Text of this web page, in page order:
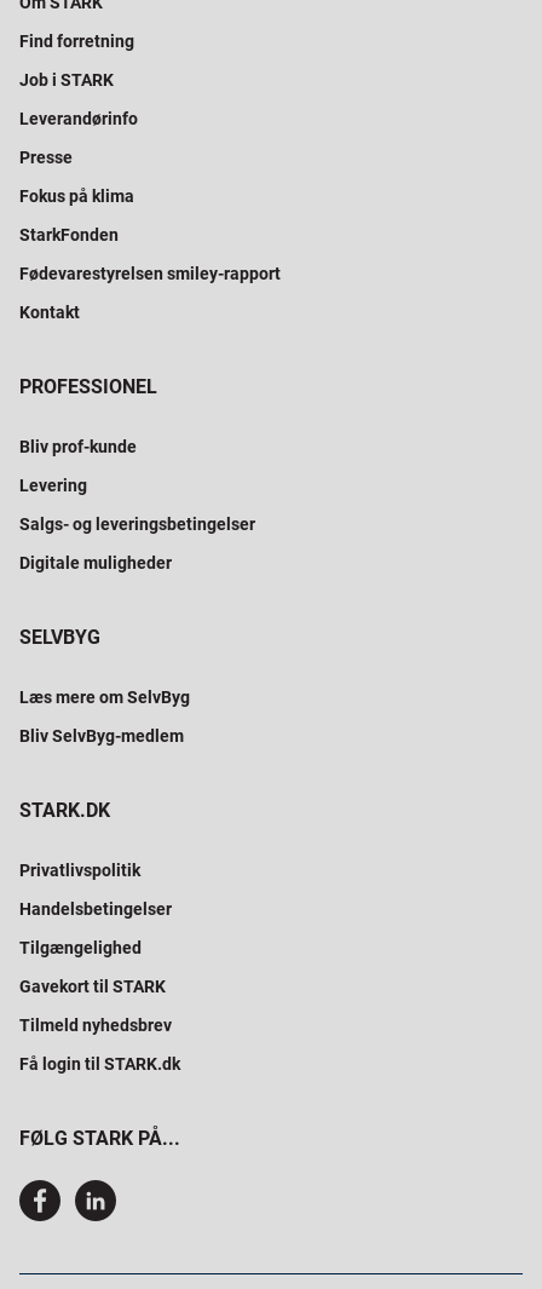
Find forretning
Job i STARK
Leverandørinfo
Presse
Fokus på klima
StarkFonden
Fødevarestyrelsen smiley-rapport
Kontakt
PROFESSIONEL
Bliv prof-kunde
Levering
Salgs- og leveringsbetingelser
Digitale muligheder
SELVBYG
Læs mere om SelvByg
Bliv SelvByg-medlem
STARK.DK
Privatlivspolitik
Handelsbetingelser
Tilgængelighed
Gavekort til STARK
Tilmeld nyhedsbrev
Få login til STARK.dk
FØLG STARK PÅ...